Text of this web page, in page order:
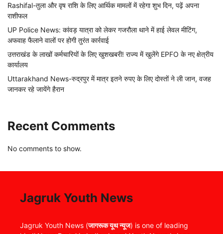
Rashifal-तुला और वृष राशि के लिए आर्थिक मामलों में रहेगा शुभ दिन, पढ़ें अपना
राशीफल
UP Police News: कांवड़ यात्रा को लेकर गजरौला थाने में हाई लेवल मीटिंग,
अफवाह फैलाने वालों पर होगी तुरंत कार्रवाई
उत्तराखंड के लाखों कर्मचारियों के लिए खुशखबरी! राज्य में खुलेंगे EPFO के नए क्षेत्रीय
कार्यालय
Uttarakhand News-रुद्रपुर में मात्र इतने रुपए के लिए दोस्तों ने ली जान, वजह
जानकर रहे जायेंगे हैरान
Recent Comments
No comments to show.
Jagruk Youth News
Jagruk Youth News (जागरूक यूथ न्यूज) is one of leading